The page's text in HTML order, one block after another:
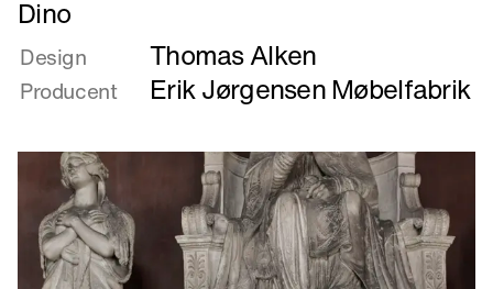
mere
om
Dino
Dino
Design Thomas Alken
Producent Erik Jørgensen Møbelfabrik